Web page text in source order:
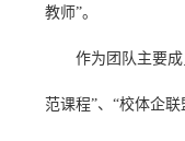
教师”。
作为 团队主要
范课程”、“校体企